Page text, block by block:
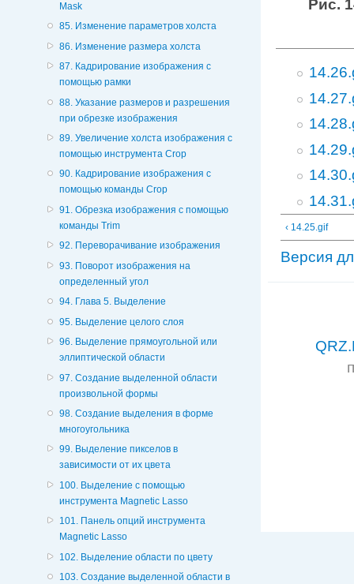
Mask
85. Изменение параметров холста
86. Изменение размера холста
87. Кадрирование изображения с
помощью рамки
88. Указание размеров и разрешения
при обрезке изображения
89. Увеличение холста изображения с
помощью инструмента Crop
90. Кадрирование изображения с
помощью команды Crop
91. Обрезка изображения с помощью
команды Trim
92. Переворачивание изображения
93. Поворот изображения на
определенный угол
94. Глава 5. Выделение
95. Выделение целого слоя
96. Выделение прямоугольной или
эллиптической области
97. Создание выделенной области
произвольной формы
98. Создание выделения в форме
многоугольника
99. Выделение пикселов в
зависимости от их цвета
100. Выделение с помощью
инструмента Magnetic Lasso
101. Панель опций инструмента
Magnetic Lasso
102. Выделение области по цвету
103. Создание выделенной области в
Рис.
‹ 14.25.gif
Версия